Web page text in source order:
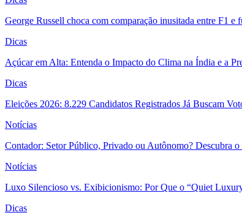
George Russell choca com comparação inusitada entre F1
Dicas
Açúcar em Alta: Entenda o Impacto do Clima na Índia e a
Dicas
Eleições 2026: 8.229 Candidatos Registrados Já Buscam
Notícias
Contador: Setor Público, Privado ou Autônomo? Descubra
Notícias
Luxo Silencioso vs. Exibicionismo: Por Que o “Quiet
Dicas